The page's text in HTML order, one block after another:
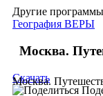
Другие программы
География ВЕРЫ
Москва.
Москва.
Скачать